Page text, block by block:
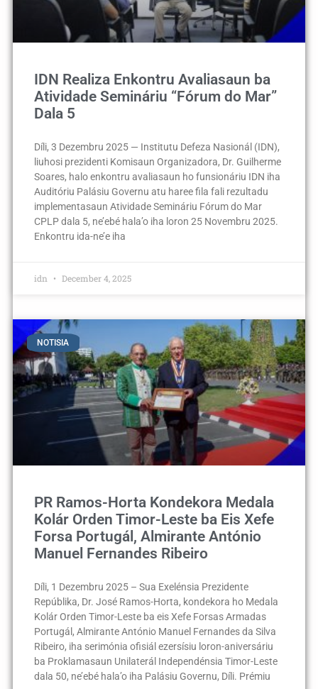
IDN Realiza Enkontru Avaliasaun ba
Atividade Semináriu “Fórum do Mar”
Dala 5
Díli, 3 Dezembru 2025 — Institutu Defeza Nasionál (IDN),
liuhosi prezidenti Komisaun Organizadora, Dr. Guilherme
Soares, halo enkontru avaliasaun ho funsionáriu IDN iha
Auditóriu Palásiu Governu atu haree fila fali rezultadu
implementasaun Atividade Semináriu Fórum do Mar
CPLP dala 5, ne’ebé hala’o iha loron 25 Novembru 2025.
Enkontru ida-ne’e iha
idn December 4, 2025
NOTISIA
PR Ramos-Horta Kondekora Medala
Kolár Orden Timor-Leste ba Eis Xefe
Forsa Portugál, Almirante António
Manuel Fernandes Ribeiro
Díli, 1 Dezembru 2025 – Sua Exelénsia Prezidente
Repúblika, Dr. José Ramos-Horta, kondekora ho Medala
Kolár Orden Timor-Leste ba eis Xefe Forsas Armadas
Portugál, Almirante António Manuel Fernandes da Silva
Ribeiro, iha serimónia ofisiál ezersísiu loron-aniversáriu
ba Proklamasaun Unilaterál Independénsia Timor-Leste
dala 50, ne’ebé hala’o iha Palásiu Governu, Díli. Prémiu